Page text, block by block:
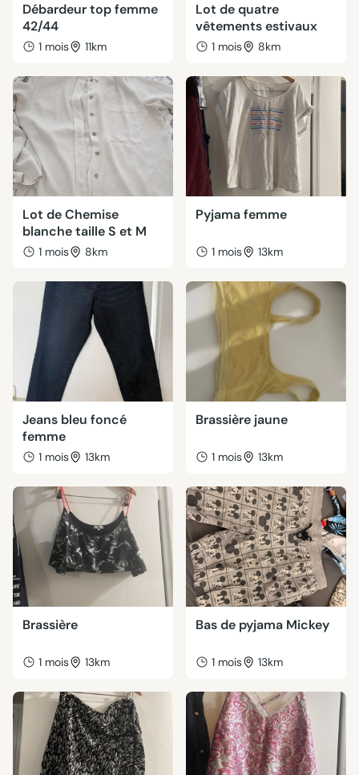
Débardeur top femme
42/44
1 mois 11km
Lot de quatre
vêtements estivaux
1 mois 8km
Lot de Chemise
blanche taille S et M
1 mois 8km
Pyjama femme
1 mois 13km
Jeans bleu foncé
femme
1 mois 13km
Brassière jaune
1 mois 13km
Brassière
1 mois 13km
Bas de pyjama Mickey
1 mois 13km